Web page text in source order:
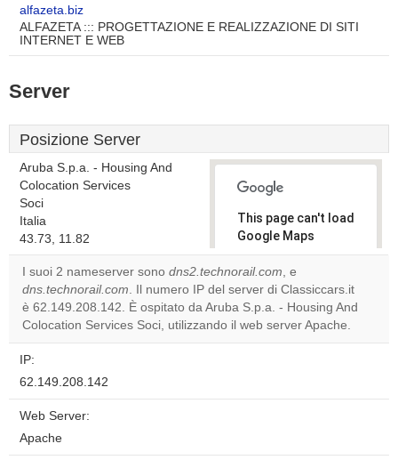
alfazeta.biz
ALFAZETA ::: PROGETTAZIONE E REALIZZAZIONE DI SITI
INTERNET E WEB
Server
Posizione Server
Aruba S.p.a. - Housing And
Colocation Services
Soci
Italia
43.73, 11.82
This page can't load
Google Maps
correctly.
Do you
own this
website?
OK
I suoi 2 nameserver sono dns2.technorail.com, e
dns.technorail.com. Il numero IP del server di Classiccars.it
è 62.149.208.142. È ospitato da Aruba S.p.a. - Housing And
Colocation Services Soci, utilizzando il web server Apache.
IP:
62.149.208.142
Web Server:
Apache